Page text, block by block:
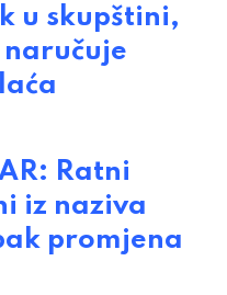
u skupštini,
Ratni
iz naziva
promjena